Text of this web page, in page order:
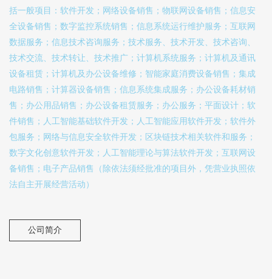
括一般项目：软件开发；网络设备销售；物联网设备销售；信息安
全设备销售；数字监控系统销售；信息系统运行维护服务；互联网
数据服务；信息技术咨询服务；技术服务、技术开发、技术咨询、
技术交流、技术转让、技术推广；计算机系统服务；计算机及通讯
设备租赁；计算机及办公设备维修；智能家庭消费设备销售；集成
电路销售；计算器设备销售；信息系统集成服务；办公设备耗材销
售；办公用品销售；办公设备租赁服务；办公服务；平面设计；软
件销售；人工智能基础软件开发；人工智能应用软件开发；软件外
包服务；网络与信息安全软件开发；区块链技术相关软件和服务；
数字文化创意软件开发；人工智能理论与算法软件开发；互联网设
备销售；电子产品销售（除依法须经批准的项目外，凭营业执照依
法自主开展经营活动）
公司简介